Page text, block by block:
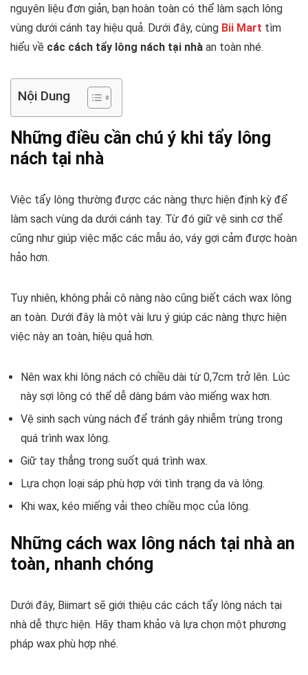
nguyên liệu đơn giản, bạn hoàn toàn có thể làm sạch lông
vùng dưới cánh tay hiệu quả. Dưới đây, cùng Bii Mart tìm
hiểu về các cách tẩy lông nách tại nhà an toàn nhé.
Nội Dung
Những điều cần chú ý khi tẩy lông
nách tại nhà
Việc tẩy lông thường được các nàng thực hiện định kỳ để
làm sạch vùng da dưới cánh tay. Từ đó giữ vệ sinh cơ thể
cũng như giúp việc mặc các mẫu áo, váy gợi cảm được hoàn
hảo hơn.
Tuy nhiên, không phải cô nàng nào cũng biết cách wax lông
an toàn. Dưới đây là một vài lưu ý giúp các nàng thực hiện
việc này an toàn, hiệu quả hơn.
Nên wax khi lông nách có chiều dài từ 0,7cm trở lên. Lúc
này sợi lông có thể dễ dàng bám vào miếng wax hơn.
Vệ sinh sạch vùng nách để tránh gây nhiễm trùng trong
quá trình wax lông.
Giữ tay thẳng trong suốt quá trình wax.
Lựa chọn loại sáp phù hợp với tình trạng da và lông.
Khi wax, kéo miếng vải theo chiều mọc của lông.
Những cách wax lông nách tại nhà an
toàn, nhanh chóng
Dưới đây, Biimart sẽ giới thiệu các cách tẩy lông nách tại
nhà dễ thực hiện. Hãy tham khảo và lựa chọn một phương
pháp wax phù hợp nhé.